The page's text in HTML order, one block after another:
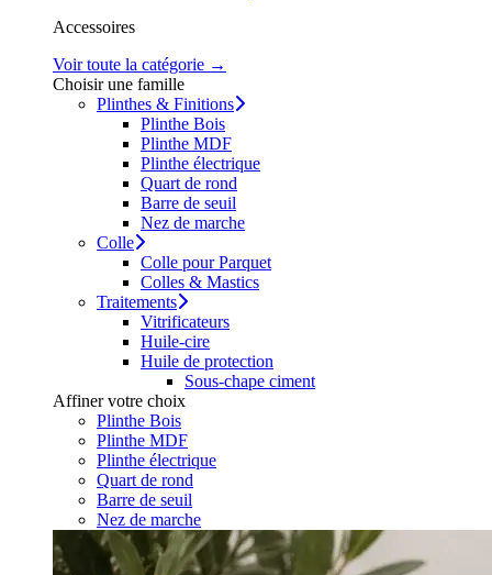
Accessoires
Voir toute la catégorie →
Choisir une famille
Plinthes & Finitions
Plinthe Bois
Plinthe MDF
Plinthe électrique
Quart de rond
Barre de seuil
Nez de marche
Colle
Colle pour Parquet
Colles & Mastics
Traitements
Vitrificateurs
Huile-cire
Huile de protection
Sous-chape ciment
Affiner votre choix
Plinthe Bois
Plinthe MDF
Plinthe électrique
Quart de rond
Barre de seuil
Nez de marche